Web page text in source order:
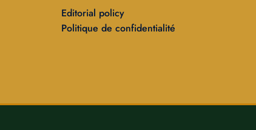
Editorial policy
Politique de confidentialité